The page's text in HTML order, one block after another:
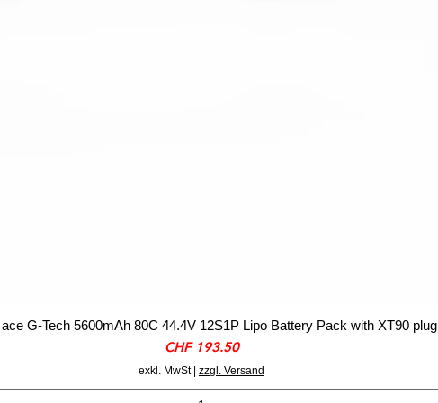
G-Tech 5600mAh 80C 44.4V 12S1P Lipo Battery Pack with XT90 plug
Preis
CHF 193.50
exkl. MwSt| zzgl. Versand